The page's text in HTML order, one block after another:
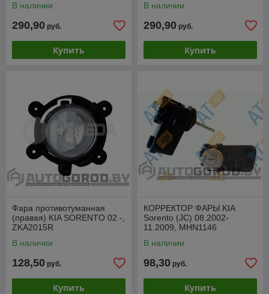
В наличии
290,90 руб.
Купить
В наличии
290,90 руб.
Купить
Фара противотуманная
(правая) KIA SORENTO 02 -,
ZKA2015R
В наличии
128,50 руб.
Купить
КОРРЕКТОР ФАРЫ KIA
Sorento (JC) 08.2002-
11.2009, MHN1146
В наличии
98,30 руб.
Купить